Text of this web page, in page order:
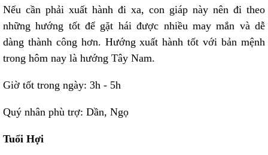
Nếu cần phải xuất hành đi xa, con giáp này nên đi theo
những hướng tốt để gặt hái được nhiều may mắn và dễ
dàng thành công hơn. Hướng xuất hành tốt với bản mệnh
trong hôm nay là hướng Tây Nam.
Giờ tốt trong ngày: 3h - 5h
Quý nhân phù trợ: Dần, Ngọ
Tuổi Hợi